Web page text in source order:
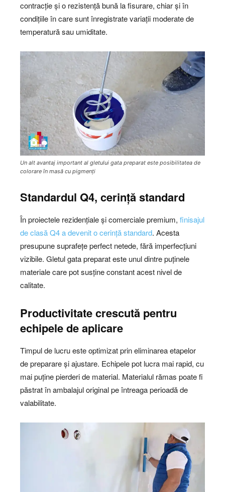
contracție și o rezistență bună la fisurare, chiar și în
condițiile în care sunt înregistrate variații moderate de
temperatură sau umiditate.
Un alt avantaj important al gletului gata preparat este posibilitatea de
colorare în masă cu pigmenți
Standardul Q4, cerință standard
În proiectele rezidențiale și comerciale premium, finisajul
de clasă Q4 a devenit o cerință standard. Acesta
presupune suprafețe perfect netede, fără imperfecțiuni
vizibile. Gletul gata preparat este unul dintre puținele
materiale care pot susține constant acest nivel de
calitate.
Productivitate crescută pentru
echipele de aplicare
Timpul de lucru este optimizat prin eliminarea etapelor
de preparare și ajustare. Echipele pot lucra mai rapid, cu
mai puține pierderi de material. Materialul rămas poate fi
păstrat în ambalajul original pe întreaga perioadă de
valabilitate.